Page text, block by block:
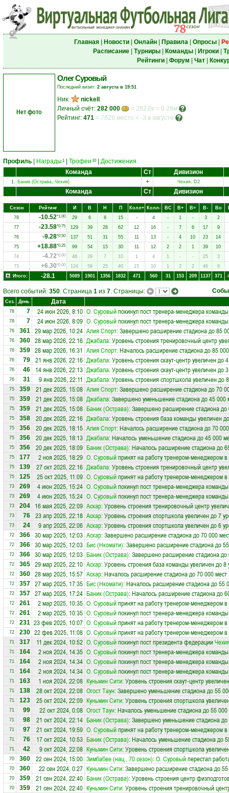
Главная| Новости| Онлайн| Правила| Опросы|
Расписание| Турниры| Команды| Игроки|
Рейтинги| Форум Чат|
Нет фото
Олег Суровый
Последний визит: 2 августа в 19:51
Ник:
nickell
Личный счёт: 282 000
= 282.0к = 0.28м
Рейтинг: 471 = 7626 место = -3 в августе
Профиль Награды 1 Трофеи 10| Достижения
Команда
Ст Дивизион
1. Баник (Острава, Чехия) + Чехия, D2
Команда Ст Дивизион
Сезон Рейтинг И В Н П Колл+ Колл- ВC В+ В= В- Вo
78
-10.52*1.00 29 6 8 15 - 4 - 1 - 3
2
77
-23.58*0.75 129 39 28 62 12 16 - 7 6 17
9
76
-9.28*0.50 137 51 31 55 11 13 - 4 10 23 14
75
+18.88*0.25 99 54 15 30 11 12 2 2 1 39
10
74
-4.72*0.00 46 29 7 10 1 4 1 - - 25
3
73
+6.30*0.00 124 59 25 40 15 10 1 2 2 46
8
Итого:
-28.1 5089 1901 1356 1832 471 560 31 153 209 1137 371
Всего событий: 350. Страница 1 из 7. Страницы:
Сез. День Дата
78 7 24 июн 2026, 8:10 О. Суровыйпокинул пост тренера-менеджера
78 7 24 июн 2026, 8:09 О. Суровыйпокинул пост тренера-менеджера
76 361 29 мар 2026, 10:24 Алия Спорт: Завершено расширение стадиона до 85
76 360 28 мар 2026, 22:16 Джабала: Уровень строения тренировочный центр
76 359 28 мар 2026, 16:31 Алия Спорт: Началось расширение стадиона до 85
76 79 21 янв 2026, 22:16 Джабала: Уровень строения скаут-центр увеличен до
76 46 14 янв 2026, 22:13 Джабала: Уровень строения скаут-центр увеличен до
76 31 9 янв 2026, 22:11 Джабала: Уровень строения спортшкола увеличен до
75 359 21 дек 2025, 15:08 Алия Спорт: Завершено расширение стадиона до 70
75 359 21 дек 2025, 15:08 Джабала: Завершено уменьшение стадиона до 45 000
75 359 21 дек 2025, 15:08 Баник (Острава): Завершено расширение стадиона до
75 358 20 дек 2025, 22:16 Джабала: Уровень строения база команды увеличен
75 356 20 дек 2025, 18:15 Алия Спорт: Началось расширение стадиона до 70
75 356 20 дек 2025, 18:13 Джабала: Началось уменьшение стадиона до 45 000
75 356 20 дек 2025, 18:09 Баник (Острава): Началось расширение стадиона до
75 177 2 ноя 2025, 18:29 О. Суровыйпринят на работу тренером-менеджером
75 139 27 окт 2025, 22:16 Джабала: Уровень строения тренировочный центр
75 125 25 окт 2025, 11:09 О. Суровыйпринят на работу тренером-менеджером
73 269 4 июн 2025, 15:24 О. Суровыйпокинул пост тренера-менеджера
73 269 4 июн 2025, 15:24 О. Суровыйпокинул пост тренера-менеджера
73 204 16 мая 2025, 22:09 Аскар: Уровень строения тренировочный центр
73 76 23 апр 2025, 22:18 Аскар: Уровень строения спортшкола увеличен до 7
73 24 9 апр 2025, 22:06 Аскар: Уровень строения спортшкола увеличен до 6
72 366 30 мар 2025, 12:03 Аскар: Завершено расширение стадиона до 70 000
72 366 30 мар 2025, 12:03 Бис (Нкомати): Завершено расширение стадиона до
72 366 30 мар 2025, 12:03 Баник (Острава): Завершено расширение стадиона до
72 365 29 мар 2025, 22:10 Аскар: Уровень строения база команды увеличен до 8
72 360 28 мар 2025, 15:57 Аскар: Началось расширение стадиона до 70 000 мест
72 357 27 мар 2025, 17:35 Бис (Нкомати): Началось расширение стадиона до 55
72 357 27 мар 2025, 17:24 Баник (Острава): Началось расширение стадиона до
72 261 2 мар 2025, 10:35 О. Суровыйпринят на работу тренером-менеджером
72 261 2 мар 2025, 10:35 О. Суровыйпокинул пост тренера-менеджера
72 231 23 фев 2025, 10:07 О. Суровыйпринят на работу тренером-менеджером
72 230 22 фев 2025, 11:08 О. Суровыйпринят на работу тренером-менеджером
71 317 11 дек 2024, 10:52 О. Суровыйпокинул пост президента федерации
71 164 2 ноя 2024, 14:35 О. Суровыйпокинул пост тренера-менеджера
71 164 2 ноя 2024, 14:34 О. Суровыйпокинул пост тренера-менеджера
71 164 2 ноя 2024, 14:34 О. Суровыйпокинул пост тренера-менеджера
71 163 1 ноя 2024, 22:08 Куньмин Сити: Уровень строения скаут-центр
71 138 28 окт 2024, 22:08 Огост Таун: Завершено уменьшение стадиона до 55
71 123 25 окт 2024, 22:09 Куньмин Сити: Уровень строения спортшкола
71 99 22 окт 2024, 0:08 Огост Таун: Началось уменьшение стадиона до 55 000
71 98 21 окт 2024, 22:14 Баник (Острава): Завершено уменьшение стадиона до
71 97 21 окт 2024, 19:59 О. Суровыйпринят на работу тренером-менеджером
71 76 17 окт 2024, 10:53 Баник (Острава): Началось уменьшение стадиона до
71 42 9 окт 2024, 22:08 Куньмин Сити: Уровень строения спортшкола
70 360 22 сен 2024, 15:00 Зимбабве (нац., 70 сезон): О. Суровыйперестал
70 360 22 сен 2024, 0:27 Куньмин Сити: Завершено расширение стадиона до
70 359 21 сен 2024, 22:40 Баник (Острава): Уровень строения центр
70 359 21 сен 2024, 22:40 Куньмин Сити: Уровень строения тренировочный